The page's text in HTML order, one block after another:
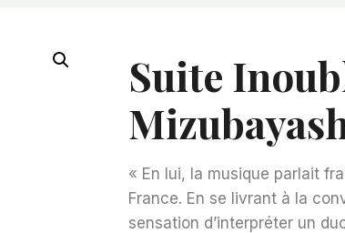
Suite
« En lui, la musique parlait
France. En se livrant à la
sensation d’interpréter un